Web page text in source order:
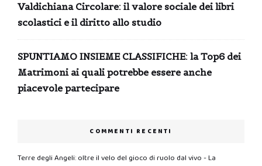
Valdichiana Circolare: il valore sociale dei libri
scolastici e il diritto allo studio
SPUNTIAMO INSIEME CLASSIFICHE: la Top6 dei
Matrimoni ai quali potrebbe essere anche
piacevole partecipare
COMMENTI RECENTI
Terre degli Angeli: oltre il velo del gioco di ruolo dal vivo - La